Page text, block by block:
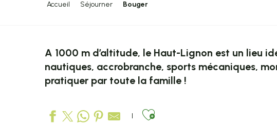
Accueil Séjourner Bouger
A 1000 m d’altitude, le Haut-Lignon est un lieu
nautiques, accrobranche, sports mécaniques,
pratiquer par toute la famille !
Ajouter aux favoris